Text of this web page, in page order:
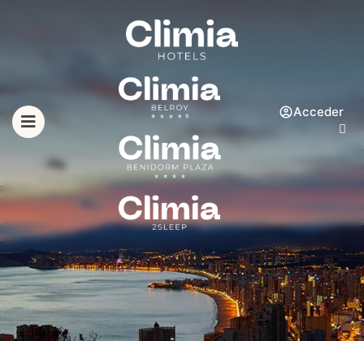
Acceder